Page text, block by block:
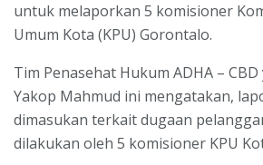
untuk melaporkan 5 komisioner
Umum Kota (KPU) Gorontalo.
Tim Penasehat Hukum ADHA –
Yakop Mahmud ini mengatakan,
dimasukan terkait dugaan
dilakukan oleh 5 komisioner KPU